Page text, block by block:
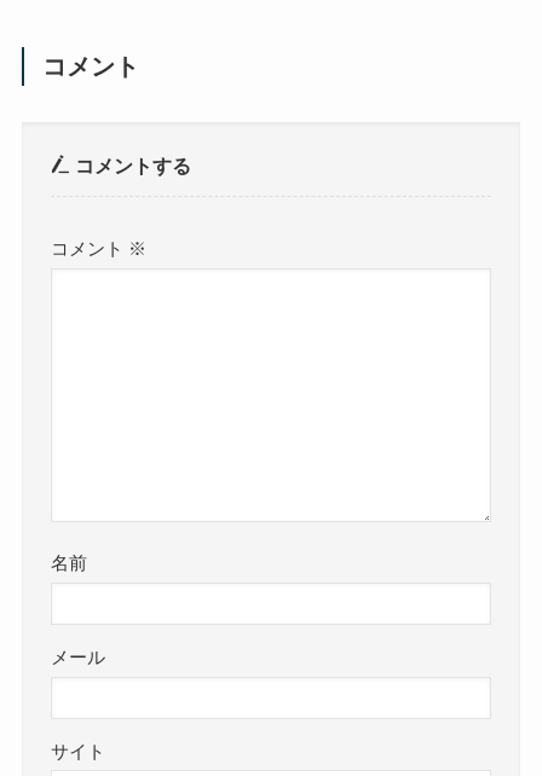
コメント
コメントする
コメント ※
名前
メール
サイト